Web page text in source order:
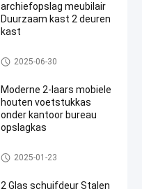
archiefopslag meubilair
Duurzaam kast 2 deuren
kast
Kantoor houten archiefkasten
2025-06-30
Moderne 2-laars mobiele
houten voetstukkas
onder kantoor bureau
opslagkas
Kantoor houten archiefkasten
2025-01-23
2 Glas schuifdeur Stalen